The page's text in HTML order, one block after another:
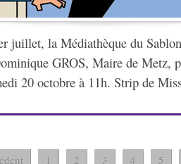
juillet, la Médiathèque du
GROS, Maire de Metz,
20 octobre à 11h. Strip de
1 2 3 4
5